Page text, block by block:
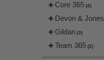
Core 365 (4)
Devon & Jones
Gildan (3)
Team 365 (2)